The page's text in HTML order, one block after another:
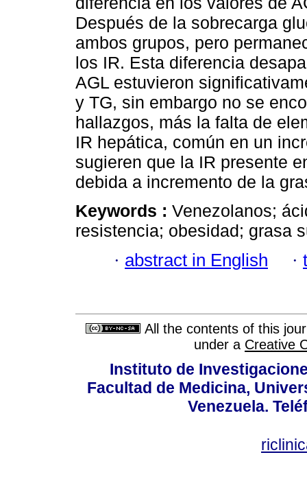
Después de la sobrecarga
ambos grupos, pero
los IR. Esta diferencia
AGL estuvieron
y TG, sin embargo no se
hallazgos, más la falta de
IR hepática, común en un
sugieren que la IR presente
debida a incremento de la
Keywords : Venezolanos;
resistencia; obesidad; grasa
· abstract in English ·
All the contents of this
under a Creative
Instituto de
Facultad de Medicina,
Venezuela.